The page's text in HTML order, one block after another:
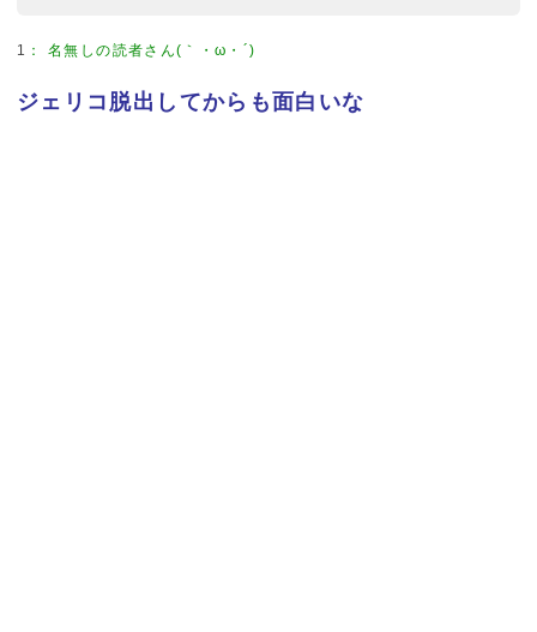
1 ：名無しの読者さん(｀・ω・´)
ジェリコ脱出してからも面白いな